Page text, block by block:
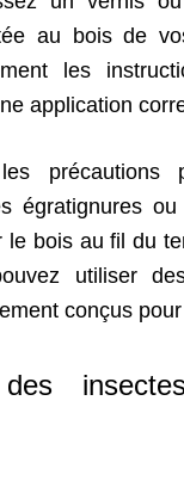
eau bois de
les
application
précautions
égratignures
le bois au fil du
utiliser
conçus
des